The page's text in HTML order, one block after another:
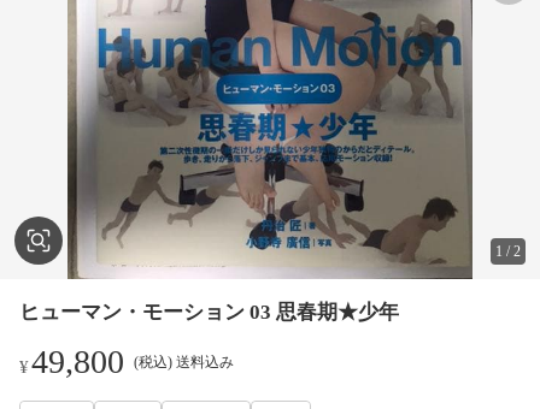
1 /2
ヒューマン・モーション 03 思春期★少年
¥49,800 (税込) 送料込み